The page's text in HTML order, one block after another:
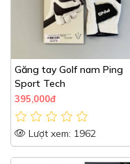
Găng tay Golf nam Ping
Sport Tech
395,000đ
Lượt xem: 1962